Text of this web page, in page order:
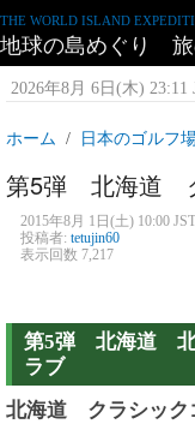
THE WORLD ISLAND
地球の島めぐり
2026年8月 6日(木) 23:11
ホーム 日本のゴルフ
第5弾 北海道
2015年8月 1日(土) 10:00 JST
投稿者: tetujin60
表示回数 7,217
第5弾 北海道 北
ラブ
北海道 クラシック